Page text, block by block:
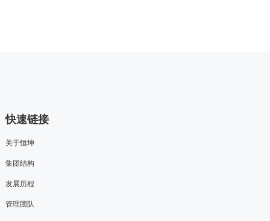
快速链接
关于恒坤
集团结构
发展历程
管理团队